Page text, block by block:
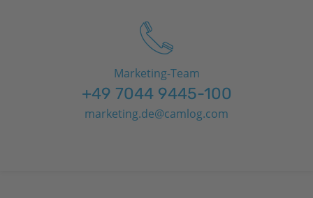
Marketing-Team
+49 7044 9445-100
marketing.de@camlog.com